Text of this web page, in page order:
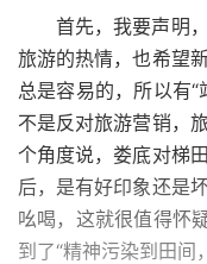
首先，我要声明
旅游的热情，也希望
总是容易的，所以有
不是反对旅游营销，
个角度说，娄底对梯
后，是有好印象还是
吆喝，这就很值得怀
到了“精神污染到田间